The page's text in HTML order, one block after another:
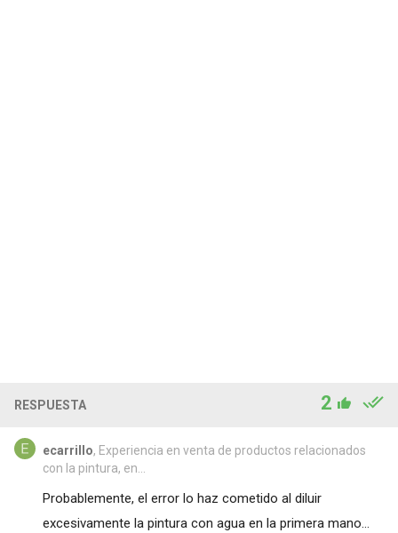
RESPUESTA 2
ecarrillo, Experiencia en venta de productos relacionados
con la pintura, en...
Probablemente, el error lo haz cometido al diluir
excesivamente la pintura con agua en la primera mano...